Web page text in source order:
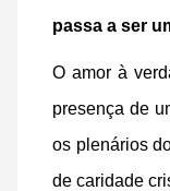
passa a ser
O amor à
presença de
os plenários
de caridade